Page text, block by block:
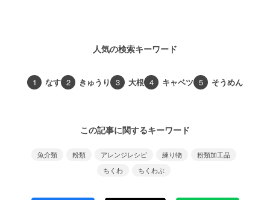
人気の検索キーワード
1 なす 2 きゅうり 3 大根 4 キャベツ 5 そうめん
この記事に関するキーワード
魚介類 粉類 アレンジレシピ 練り物
粉類加工品
ちくわ
ちくわぶ